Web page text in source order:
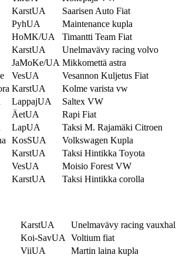
KarstUA
Saarisen Auto Fiat
PyhUA
Maintenance kupla
HoMK/UA
Timantti Team Fiat
KarstUA
Unelmavävy racing volvo
JaMoKe/UA Mikkomettä astra
VesUA
Vesannon Kuljetus Fiat
KarstUA
Kolme varista vw
LappajUA
Saltex VW
ÄetUA
Rapi Fiat
LapUA
Taksi M. Rajamäki Citroen
KosSUA
Volkswagen Kupla
KarstUA
Taksi Hintikka Toyota
VesUA
Moisio Forest VW
KarstUA
Taksi Hintikka corolla
KarstUA
Unelmavävy racing
Koi-SavUA
Voltium fiat
ViiUA
Martin laina kupla